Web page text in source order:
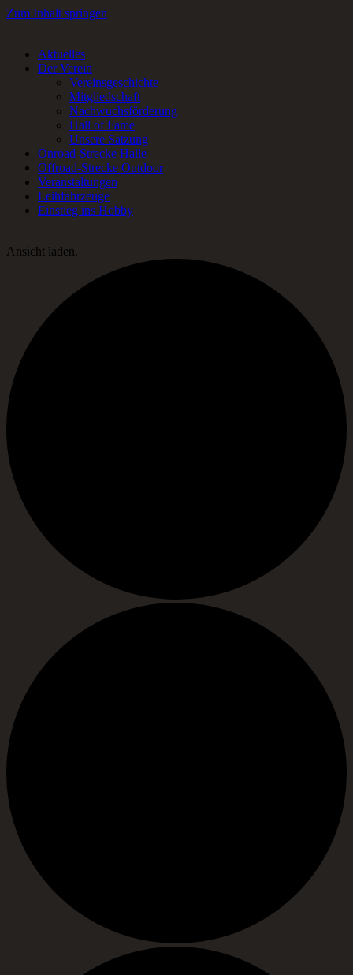
Zum Inhalt springen
RC-Car Verein in Frankfurt am Main für Offroad- und Onroad RC-
Aktuelles
Der Verein
Vereinsgeschichte
Mitgliedschaft
Nachwuchsförderung
Hall of Fame
Unsere Satzung
Onroad-Strecke Halle
Offroad-Strecke Outdoor
Veranstaltungen
Leihfahrzeuge
Einstieg ins Hobby
Ansicht laden.